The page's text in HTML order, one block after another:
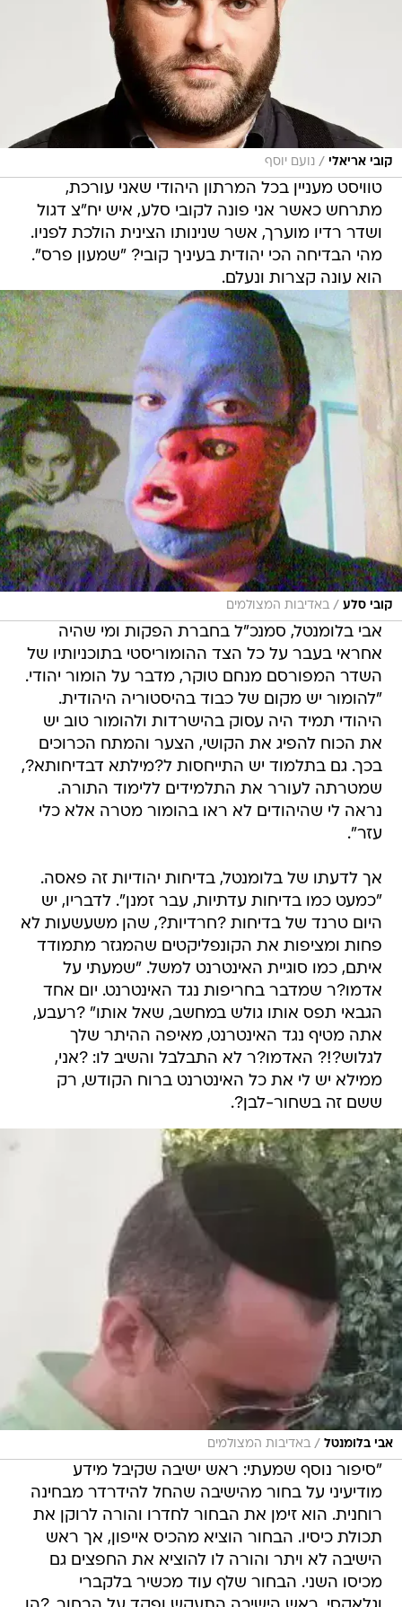
קובי אריאלי / נועם יוסף
טוויסט מעניין בכל המרתון היהודי שאני עורכת,
מתרחש כאשר אני פונה לקובי סלע, איש יח"צ דגול
ושדר רדיו מוערך, אשר שנינותו הצינית הולכת לפניו.
מהי הבדיחה הכי יהודית בעיניך קובי? "שמעון פרס".
הוא עונה קצרות ונעלם.
קובי סלע / באדיבות המצולמים
אבי בלומנטל, סמנכ"ל בחברת הפקות ומי שהיה
אחראי בעבר על כל הצד ההומוריסטי בתוכניותיו של
השדר המפורסם מנחם טוקר, מדבר על הומור יהודי.
"להומור יש מקום של כבוד בהיסטוריה היהודית.
היהודי תמיד היה עסוק בהישרדות ולהומור טוב יש
את הכוח להפיג את הקושי, הצער והמתח הכרוכים
בכך. גם בתלמוד יש התייחסות ל?מילתא דבדיחותא?,
שמטרתה לעורר את התלמידים ללימוד התורה.
נראה לי שהיהודים לא ראו בהומור מטרה אלא כלי
עזר".
אך לדעתו של בלומנטל, בדיחות יהודיות זה פאסה.
"כמעט כמו בדיחות עדתיות, עבר זמנן". לדבריו, יש
היום טרנד של בדיחות ?חרדיות?, שהן משעשעות לא
פחות ומציפות את הקונפליקטים שהמגזר מתמודד
איתם, כמו סוגיית האינטרנט למשל. "שמעתי על
אדמו?ר שמדבר בחריפות נגד האינטרנט. יום אחד
הגבאי תפס אותו גולש במחשב, שאל אותו" ?רעבע,
אתה מטיף נגד האינטרנט, מאיפה ההיתר שלך
לגלוש?!? האדמו?ר לא התבלבל והשיב לו: ?אני,
ממילא יש לי את כל האינטרנט ברוח הקודש, רק
ששם זה בשחור-לבן?.
אבי בלומנטל / באדיבות המצולמים
"סיפור נוסף שמעתי: ראש ישיבה שקיבל מידע
מודיעיני על בחור מהישיבה שהחל להידרדר מבחינה
רוחנית. הוא זימן את הבחור לחדרו והורה לרוקן את
תכולת כיסיו. הבחור הוציא מהכיס אייפון, אך ראש
הישיבה לא ויתר והורה לו להוציא את החפצים גם
מכיסו השני. הבחור שלף עוד מכשיר בלקברי